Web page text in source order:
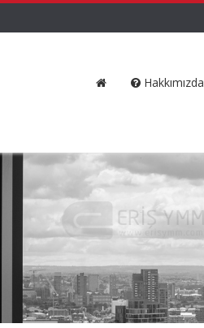
Hakkımızda